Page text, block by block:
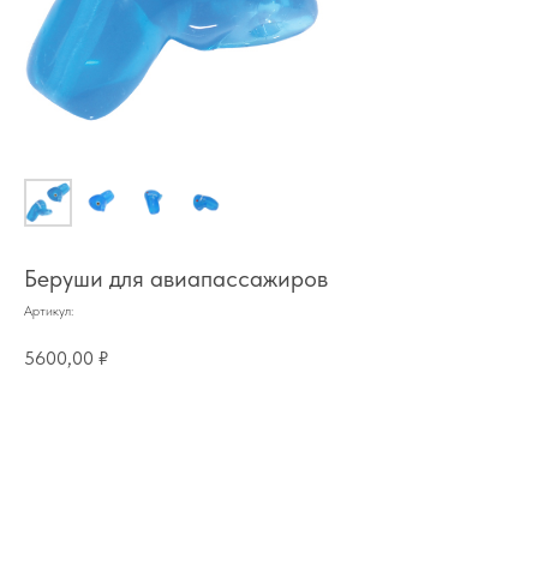
Беруши для авиапассажиров
Артикул:
5600,00 ₽